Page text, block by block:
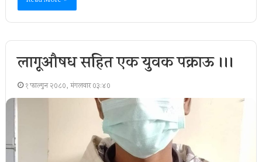
लागूऔषध सहित एक युवक पक्राऊ ।।।
१ फाल्गुन २०८०, मंगलवार ०३:४०